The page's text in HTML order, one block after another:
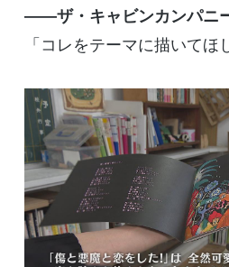
――ザ・キャビンカンパニ
「コレをテーマに描いてほ